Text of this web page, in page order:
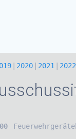
2020 2021 2022